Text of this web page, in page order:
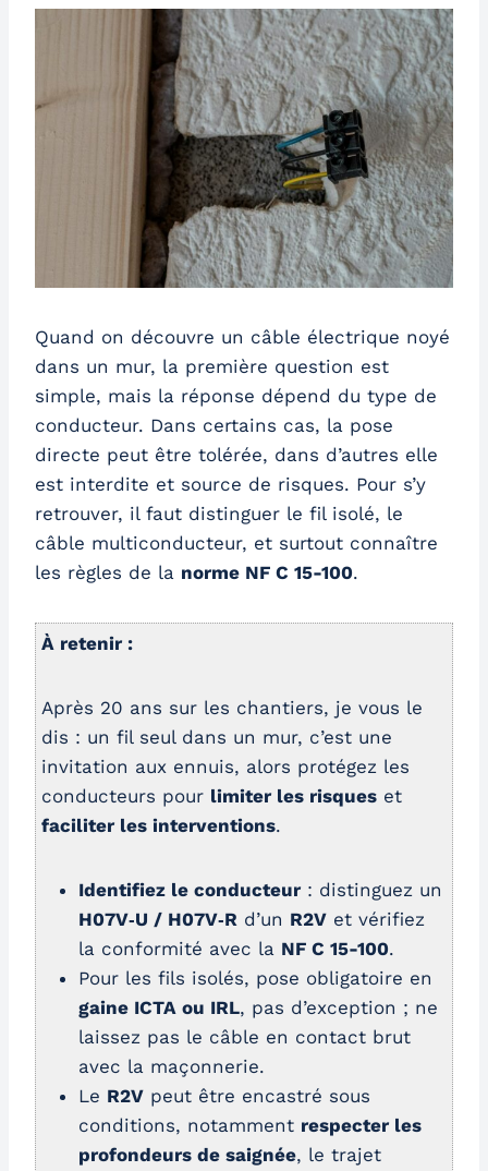
Quand on découvre un câble électrique noyé
dans un mur, la première question est
simple, mais la réponse dépend du type de
conducteur. Dans certains cas, la pose
directe peut être tolérée, dans d’autres elle
est interdite et source de risques. Pour s’y
retrouver, il faut distinguer le fil isolé, le
câble multiconducteur, et surtout connaître
les règles de la norme NF C 15-100.
À retenir :
Après 20 ans sur les chantiers, je vous le
dis : un fil seul dans un mur, c’est une
invitation aux ennuis, alors protégez les
conducteurs pour limiter les risques et
faciliter les interventions.
Identifiez le conducteur : distinguez un
H07V‑U / H07V‑R d’un R2V et vérifiez
la conformité avec la NF C 15-100.
Pour les fils isolés, pose obligatoire en
gaine ICTA ou IRL, pas d’exception ; ne
laissez pas le câble en contact brut
avec la maçonnerie.
Le R2V peut être encastré sous
conditions, notamment respecter les
profondeurs de saignée, le trajet